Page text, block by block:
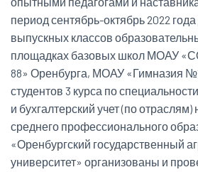
период сентябрь-октябрь 2022
выпускных классов
площадках базовых школ МОАУ
88» Оренбурга, МОАУ «Гимназия
студентов 3 курса по
и бухгалтерский учет (по отраслям)
среднего профессионального
«Оренбургский государственный
университет» организованы и